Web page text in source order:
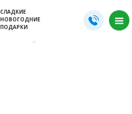
СЛАДКИЕ
НОВОГОДНИЕ
ПОДАРКИ